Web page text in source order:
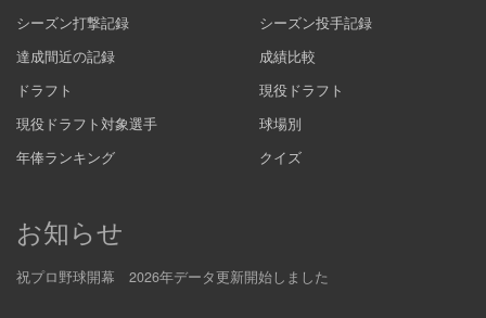
シーズン打撃記録
シーズン投手記録
達成間近の記録
成績比較
ドラフト
現役ドラフト
現役ドラフト対象選手
球場別
年俸ランキング
クイズ
お知らせ
祝プロ野球開幕 2026年データ更新開始しました